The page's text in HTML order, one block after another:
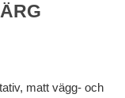
matt vägg- och